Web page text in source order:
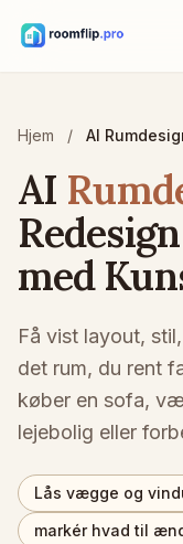
AI-rumdesigner
Omarranger møbler
Udforsk nye
Prøv møbel i
Se sofa, stol eller
Gratis værktøjer
Beregner for
Beregn gulv- og
Find en startstørrelse
Tjek, om møblerne
Tjek gangarealet, før
Hjem / AI
AI
med
Få vist layout,
det rum, du rent
køber en sofa,
lejebolig eller
Lås vægge og
markér hvad til